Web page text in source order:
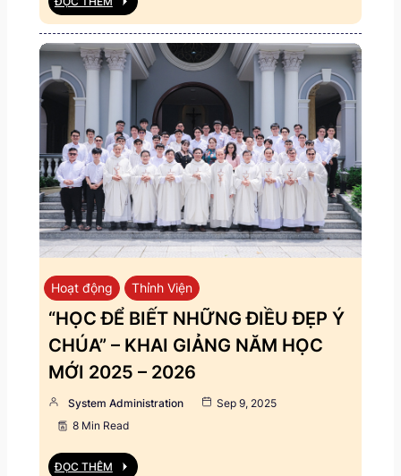
Hoạt động Thỉnh Viện
“HỌC ĐỂ BIẾT NHỮNG ĐIỀU ĐẸP Ý
CHÚA” – KHAI GIẢNG NĂM HỌC
MỚI 2025 – 2026
System Administration
Sep 9, 2025
8 Min Read
ĐỌC THÊM